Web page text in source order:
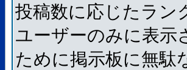
投稿数に応じたラン
ユーザーのみに表示
ために掲示板に無駄